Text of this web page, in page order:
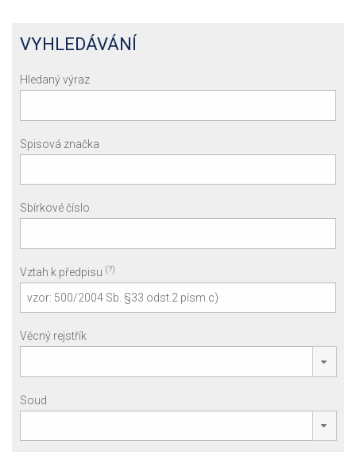
VYHLEDÁVÁNÍ
Hledaný výraz
Spisová značka
Sbírkové číslo
Vztah k předpisu (?)
Věcný rejstřík
Soud